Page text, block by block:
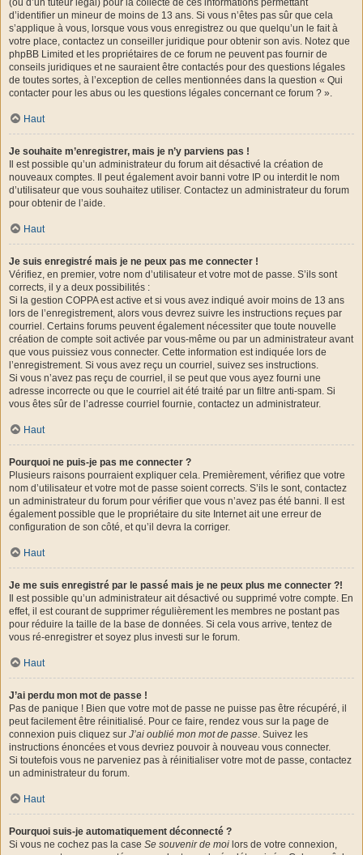
(ou d’un tuteur légal) pour la collecte de ces informations permettant
d’identifier un mineur de moins de 13 ans. Si vous n’êtes pas sûr que cela
s’applique à vous, lorsque vous vous enregistrez ou que quelqu’un le fait à
votre place, contactez un conseiller juridique pour obtenir son avis. Notez que
phpBB Limited et les propriétaires de ce forum ne peuvent pas fournir de
conseils juridiques et ne sauraient être contactés pour des questions légales
de toutes sortes, à l’exception de celles mentionnées dans la question « Qui
contacter pour les abus ou les questions légales concernant ce forum ? ».
Haut
Je souhaite m’enregistrer, mais je n’y parviens pas !
Il est possible qu’un administrateur du forum ait désactivé la création de
nouveaux comptes. Il peut également avoir banni votre IP ou interdit le nom
d’utilisateur que vous souhaitez utiliser. Contactez un administrateur du forum
pour obtenir de l’aide.
Haut
Je suis enregistré mais je ne peux pas me connecter !
Vérifiez, en premier, votre nom d’utilisateur et votre mot de passe. S’ils sont
corrects, il y a deux possibilités :
Si la gestion COPPA est active et si vous avez indiqué avoir moins de 13 ans
lors de l’enregistrement, alors vous devrez suivre les instructions reçues par
courriel. Certains forums peuvent également nécessiter que toute nouvelle
création de compte soit activée par vous-même ou par un administrateur avant
que vous puissiez vous connecter. Cette information est indiquée lors de
l’enregistrement. Si vous avez reçu un courriel, suivez ses instructions.
Si vous n’avez pas reçu de courriel, il se peut que vous ayez fourni une
adresse incorrecte ou que le courriel ait été traité par un filtre anti-spam. Si
vous êtes sûr de l’adresse courriel fournie, contactez un administrateur.
Haut
Pourquoi ne puis-je pas me connecter ?
Plusieurs raisons pourraient expliquer cela. Premièrement, vérifiez que votre
nom d’utilisateur et votre mot de passe soient corrects. S’ils le sont, contactez
un administrateur du forum pour vérifier que vous n’avez pas été banni. Il est
également possible que le propriétaire du site Internet ait une erreur de
configuration de son côté, et qu’il devra la corriger.
Haut
Je me suis enregistré par le passé mais je ne peux plus me connecter ?!
Il est possible qu’un administrateur ait désactivé ou supprimé votre compte. En
effet, il est courant de supprimer régulièrement les membres ne postant pas
pour réduire la taille de la base de données. Si cela vous arrive, tentez de
vous ré-enregistrer et soyez plus investi sur le forum.
Haut
J’ai perdu mon mot de passe !
Pas de panique ! Bien que votre mot de passe ne puisse pas être récupéré, il
peut facilement être réinitialisé. Pour ce faire, rendez vous sur la page de
connexion puis cliquez sur J’ai oublié mon mot de passe. Suivez les
instructions énoncées et vous devriez pouvoir à nouveau vous connecter.
Si toutefois vous ne parveniez pas à réinitialiser votre mot de passe, contactez
un administrateur du forum.
Haut
Pourquoi suis-je automatiquement déconnecté ?
Si vous ne cochez pas la case Se souvenir de moi lors de votre connexion,